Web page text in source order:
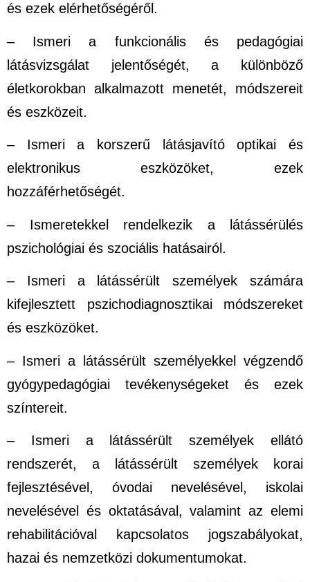
és ezek elérhetőségéről.
– Ismeri a funkcionális és pedagógiai
látásvizsgálat jelentőségét, a különböző
életkorokban alkalmazott menetét, módszereit
és eszközeit.
– Ismeri a korszerű látásjavító optikai és
elektronikus eszközöket, ezek
hozzáférhetőségét.
– Ismeretekkel rendelkezik a látássérülés
pszichológiai és szociális hatásairól.
– Ismeri a látássérült személyek számára
kifejlesztett pszichodiagnosztikai módszereket
és eszközöket.
– Ismeri a látássérült személyekkel végzendő
gyógypedagógiai tevékenységeket és ezek
színtereit.
– Ismeri a látássérült személyek ellátó
rendszerét, a látássérült személyek korai
fejlesztésével, óvodai nevelésével, iskolai
nevelésével és oktatásával, valamint az elemi
rehabilitációval kapcsolatos jogszabályokat,
hazai és nemzetközi dokumentumokat.